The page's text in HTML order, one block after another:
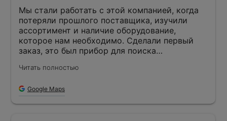
Мы стали работать с этой компанией, когда
потеряли прошлого поставщика, изучили
ассортимент и наличие оборудование,
которое нам необходимо. Сделали первый
заказ, это был прибор для поиска
нюансы с менеджером, решили вопрос по
правильно,после оплаты приехали и забрали
Читать полностью
Google Maps